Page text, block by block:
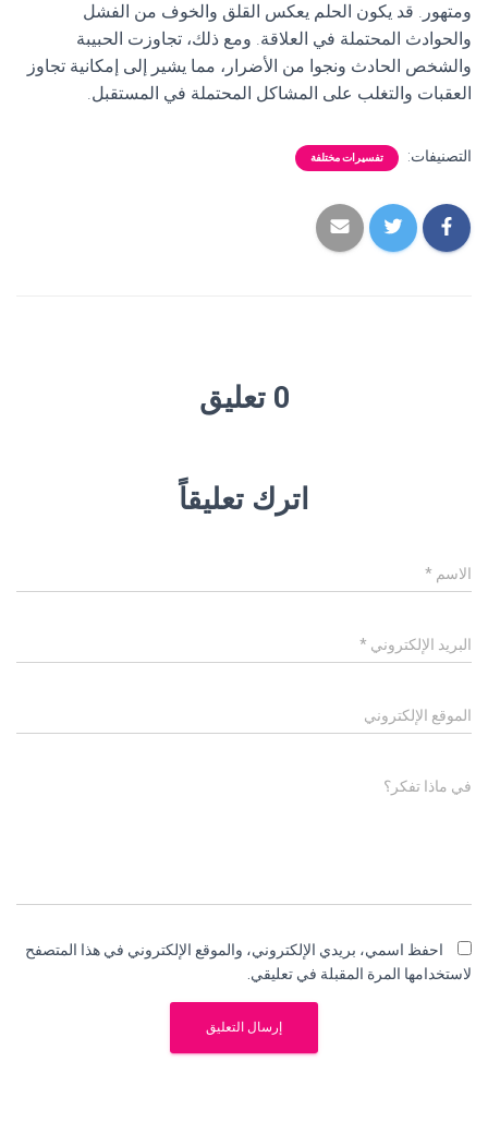
ومتهور. قد يكون الحلم يعكس القلق والخوف من الفشل
والحوادث المحتملة في العلاقة. ومع ذلك، تجاوزت الحبيبة
والشخص الحادث ونجوا من الأضرار، مما يشير إلى إمكانية تجاوز
العقبات والتغلب على المشاكل المحتملة في المستقبل.
التصنيفات: تفسيرات مختلفة
0 تعليق
اترك تعليقاً
الاسم *
البريد الإلكتروني *
الموقع الإلكتروني
في ماذا تفكر؟
احفظ اسمي، بريدي الإلكتروني، والموقع الإلكتروني في هذا المتصفح
لاستخدامها المرة المقبلة في تعليقي.